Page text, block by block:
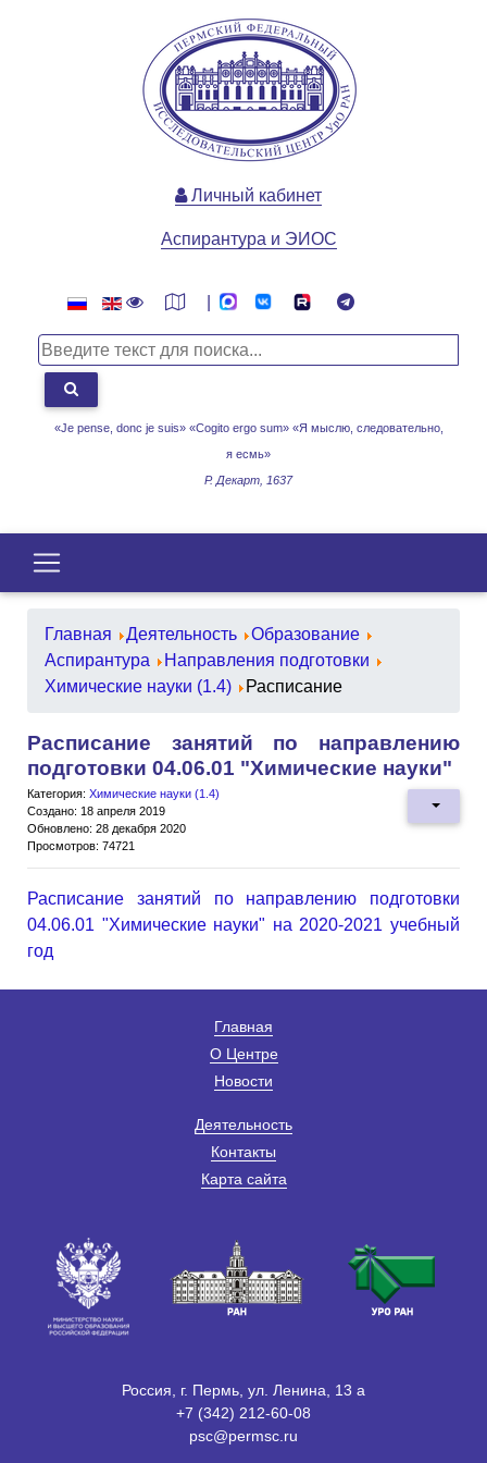
«Je pense, donc je suis» «Cogito ergo sum» «Я мыслю, следовательно,
я есмь»
Р. Декарт, 1637
Личный кабинет
Аспирантура и ЭИОС
Главная Деятельность
Образование
Аспирантура
Направления подготовки
Химические науки (1.4)
Расписание
Расписание занятий по направлению
подготовки 04.06.01 "Химические науки"
Категория: Химические науки (1.4)
Создано: 18 апреля 2019
Обновлено: 28 декабря 2020
Просмотров: 74721
Расписание занятий по направлению подготовки
04.06.01 "Химические науки" на 2020-2021 учебный
год
Главная
О Центре
Новости
Деятельность
Контакты
Карта сайта
Россия, г. Пермь, ул. Ленина, 13 а
+7 (342) 212-60-08
psc@permsc.ru